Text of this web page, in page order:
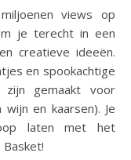
views op
je terecht in een
creatieve ideeën.
en spookachtige
gemaakt voor
en kaarsen). Je
laten met het